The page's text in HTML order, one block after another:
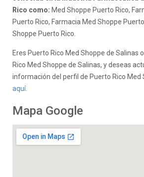
Rico como: Med Shoppe Puerto Rico,
Puerto Rico, Farmacia Med Shoppe
Shoppe Puerto Rico.
Eres Puerto Rico Med Shoppe de Salinas
Rico Med Shoppe de Salinas, y deseas
información del perfil de Puerto Rico Med
aquí.
Mapa Google